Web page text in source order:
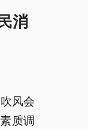
消
风会
质调